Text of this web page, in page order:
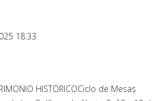
18:33
HISTÓRICOCiclo de Mesas